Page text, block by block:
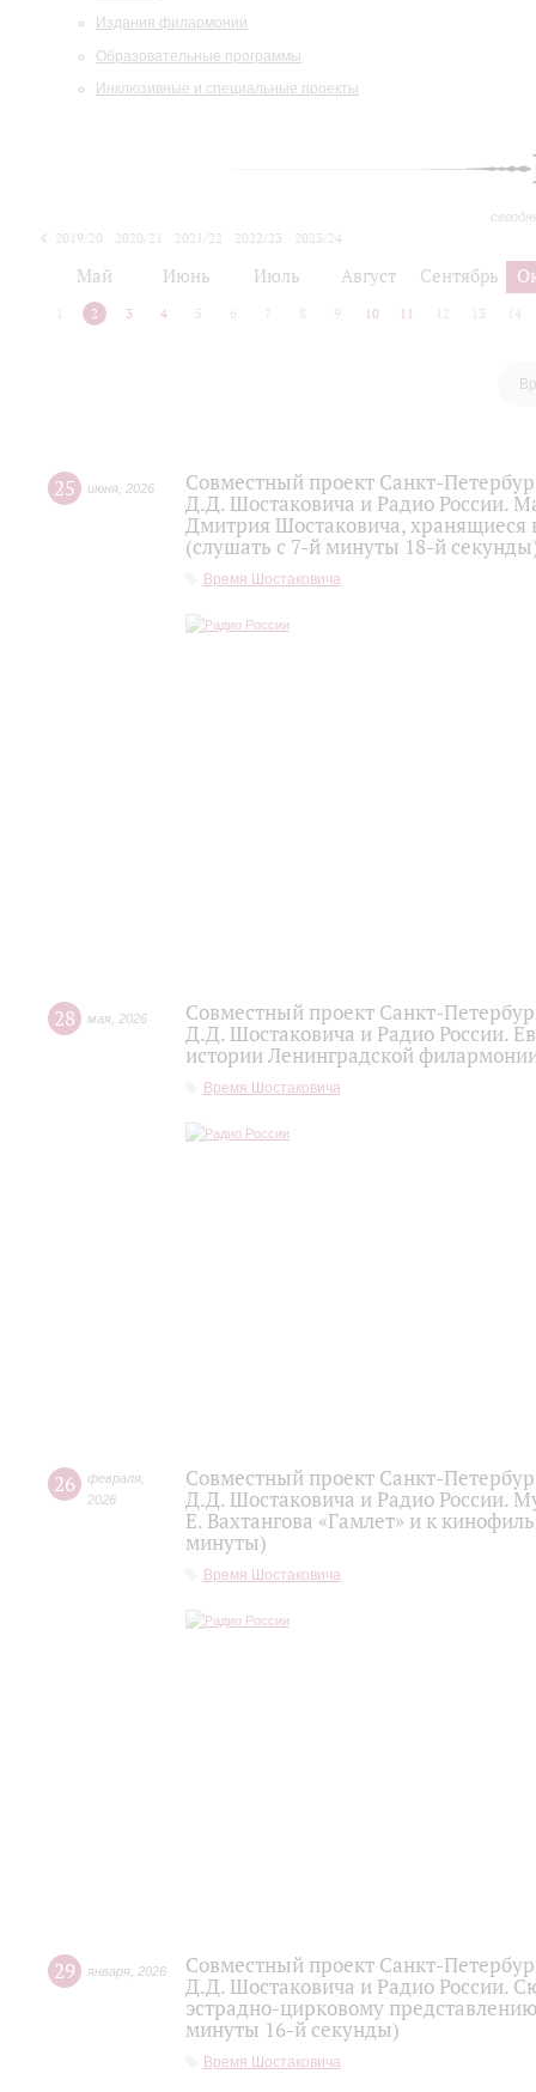
Издания филармонии
Образовательные программы
Инклюзивные и специальные проекты
2019/20 2020/21 2021/22 2022/23
2023/24
Май Июнь Июль Август Сентябрь
2 3 4 5 6 7 8 9 10 11 12 13 14
25 июня 2026
Совместный проект Санкт-
Д.Д. Шостаковича и Радио России.
Дмитрия Шостаковича, хранящиеся
(слушать с 7-й минуты 18-й
Время Шостаковича
28 мая 2026
Совместный проект Санкт-
Д.Д. Шостаковича и Радио России.
истории Ленинградской
Время Шостаковича
26 февраля
2026
Совместный проект Санкт-
Д.Д. Шостаковича и Радио России.
Е. Вахтангова «Гамлет» и к
минуты)
Время Шостаковича
29 января 2026
Совместный проект Санкт-
Д.Д. Шостаковича и Радио России.
эстрадно-цирковому
минуты 16-й секунды)
Время Шостаковича